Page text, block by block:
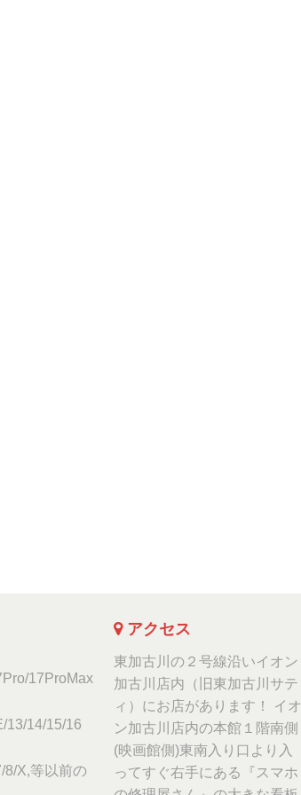
17ProMax
13/14/15/16
8/X,等以前の
アクセス
東加古川の２号線沿いイオン
加古川店内（旧東加古川サテ
ィ）にお店があります！ イオ
ン加古川店内の本館１階南側
(映画館側)東南入り口より入
ってすぐ右手にある『スマホ